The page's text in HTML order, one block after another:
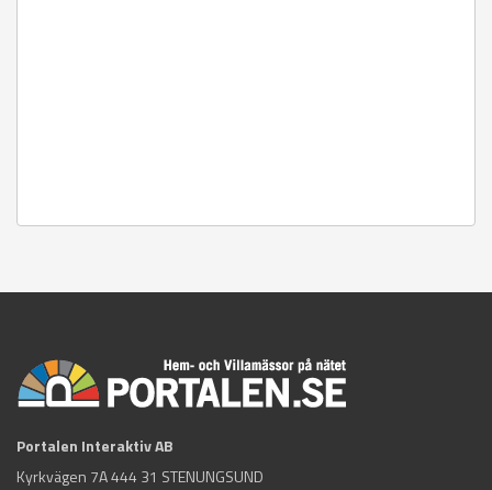
Portalen Interaktiv AB
Kyrkvägen 7A 444 31 STENUNGSUND